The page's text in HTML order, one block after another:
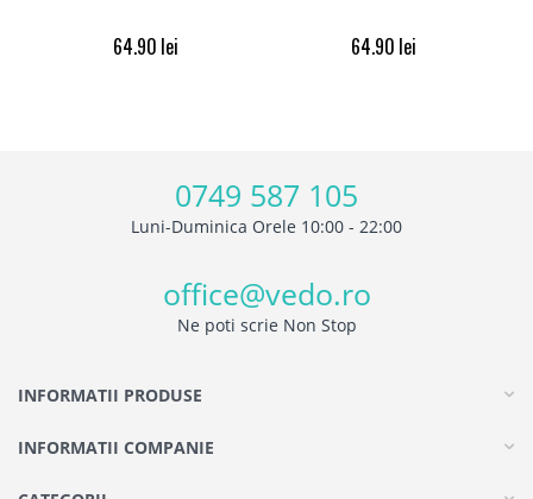
64.90 lei 64.90 lei
0749 587 105
Luni-Duminica Orele 10:00 - 22:00
office@vedo.ro
Ne poti scrie Non Stop
INFORMATII PRODUSE
INFORMATII COMPANIE